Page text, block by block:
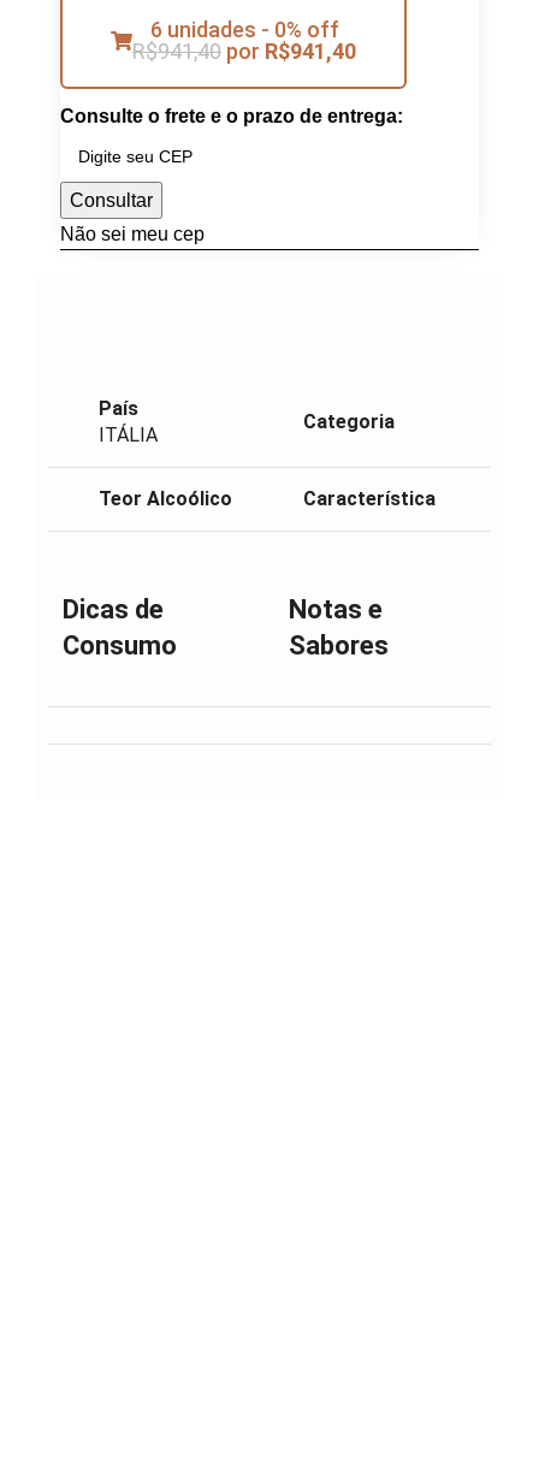
6 unidades - 0% off
R$941,40 por R$941,40
Consulte o frete e o prazo de entrega:
Consultar
Não sei meu cep
País
ITÁLIA
Categoria
Teor Alcoólico Característica
Dicas de
Consumo
Notas e
Sabores